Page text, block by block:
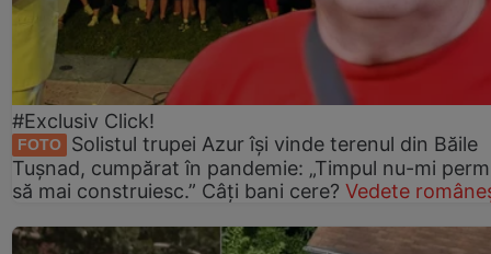
#Exclusiv Click!
FOTO
Solistul trupei Azur își vinde terenul din Băile
Tușnad, cumpărat în pandemie: „Timpul nu-mi
să mai construiesc.” Câți bani cere? Vedete